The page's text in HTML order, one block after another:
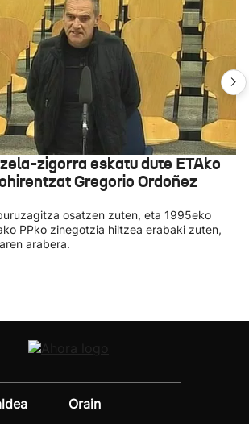
zigorra eskatu dute ETAko
Gregorio Ordoñez
osatzen zuten, eta 1995eko
PPko zinegotzia hiltzea erabaki zuten,
arabera.
Orain